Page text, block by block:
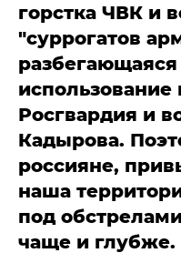
горстка ЧВК и
"суррогатов
использование
Росгвардия и
Кадырова.
россияне,
наша
под
чаще и глубже.